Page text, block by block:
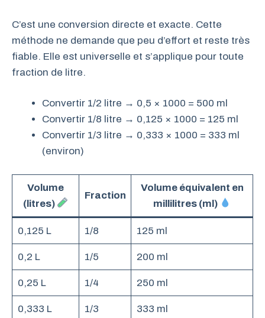
C’est une conversion directe et exacte. Cette
méthode ne demande que peu d’effort et reste très
fiable. Elle est universelle et s’applique pour toute
fraction de litre.
Convertir 1/2 litre → 0,5 × 1000 = 500 ml
Convertir 1/8 litre → 0,125 × 1000 = 125 ml
Convertir 1/3 litre → 0,333 × 1000 = 333 ml
(environ)
Volume
(litres)
Fraction
Volume équivalent en
millilitres (ml)
0,125 L 1/8 125 ml
0,2 L 1/5 200 ml
0,25 L 1/4 250 ml
0,333 L 1/3 333 ml